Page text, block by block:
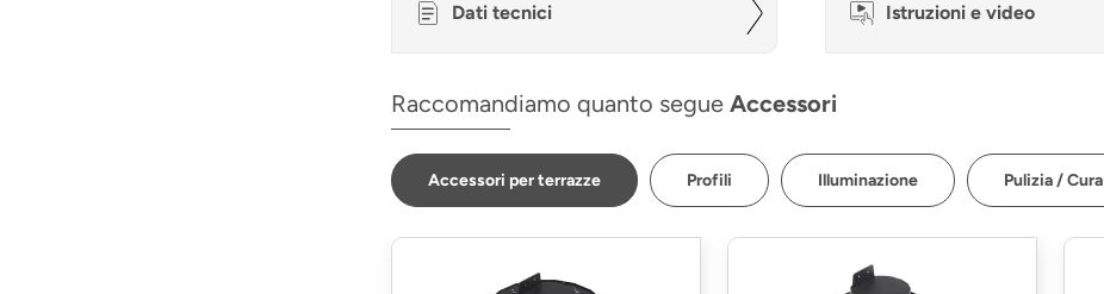
Dati tecnici Istruzioni e video
Raccomandiamo quanto segue Accessori
Accessori per terrazze Profili Illuminazione Pulizia / Cura